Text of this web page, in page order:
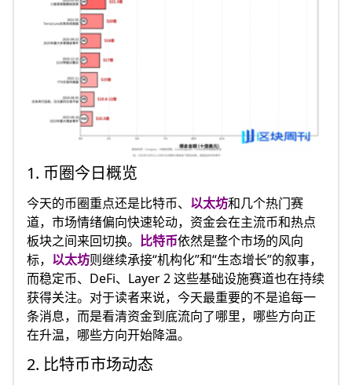
1. 币圈今日概览
今天的币圈重点还是比特币、 以太坊和几个热门赛
道，市场情绪偏向快速轮动，资金会在主流币和热点
板块之间来回切换。 比特币依然是整个市场的风向
标， 以太坊则继续承接“机构化”和“生态增长”的叙事，
而稳定币、DeFi、Layer 2 这些基础设施赛道也在持续
获得关注。对于读者来说，今天最重要的不是追每一
条消息，而是看清资金到底流向了哪里，哪些方向正
在升温，哪些方向开始降温。
2. 比特币市场动态